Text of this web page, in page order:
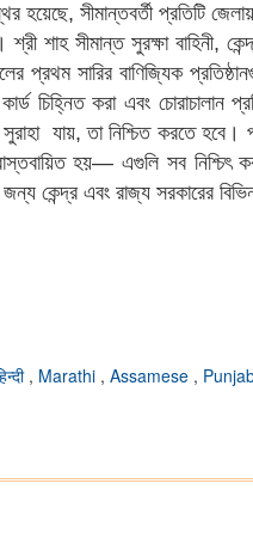
সীমান্তবর্তী প্রতিটি
শাহ সীমান্ত সুরক্ষা বাহিনী,
প্রথম সারির বাণিজ্যিক
চিহ্নিত করা এবং
যায়, তা নিশ্চিত করতে
হয়— এগুলি সব নিশ্চিৎ
জন্য কেন্দ্র এবং রাজ্য সরকারের
, Marathi , Assamese ,